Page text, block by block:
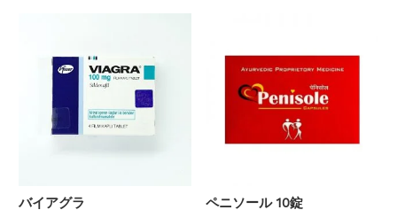
バイアグラ ペニソール 10錠